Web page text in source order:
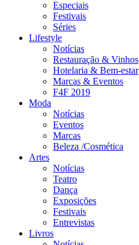
Especiais
Festivais
Séries
Lifestyle
Notícias
Restauração & Vinhos
Hotelaria & Bem-estar
Marcas & Eventos
F4F 2019
Moda
Notícias
Eventos
Marcas
Beleza /Cosmética
Artes
Notícias
Teatro
Dança
Exposições
Festivais
Entrevistas
Livros